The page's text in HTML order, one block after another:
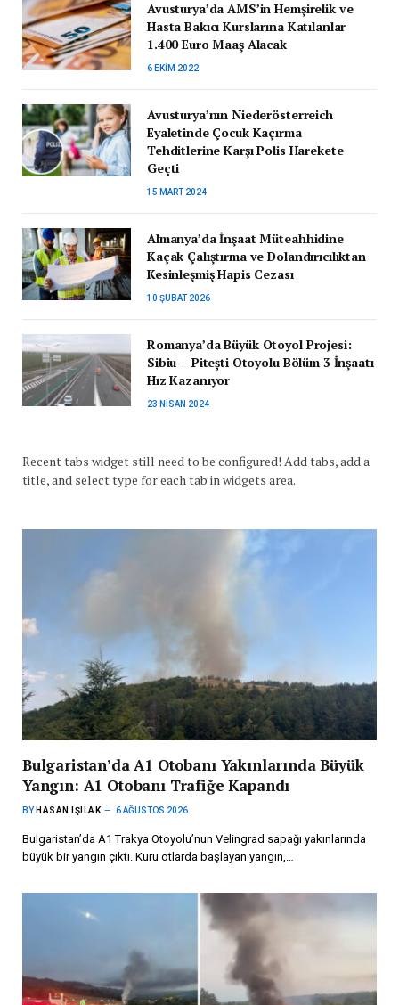
Avusturya’da AMS’in Hemşirelik ve
Hasta Bakıcı Kurslarına Katılanlar
1.400 Euro Maaş Alacak
6 EKIM 2022
Avusturya’nın Niederösterreich
Eyaletinde Çocuk Kaçırma
Tehditlerine Karşı Polis Harekete
Geçti
15 MART 2024
Almanya’da İnşaat Müteahhidine
Kaçak Çalıştırma ve Dolandırıcılıktan
Kesinleşmiş Hapis Cezası
10 ŞUBAT 2026
Romanya’da Büyük Otoyol Projesi:
Sibiu – Pitești Otoyolu Bölüm 3 İnşaatı
Hız Kazanıyor
23 NISAN 2024
Recent tabs widget still need to be configured! Add tabs, add a
title, and select type for each tab in widgets area.
Bulgaristan’da A1 Otobanı Yakınlarında Büyük
Yangın: A1 Otobanı Trafiğe Kapandı
BY HASAN IŞILAK 6 AĞUSTOS 2026
Bulgaristan’da A1 Trakya Otoyolu’nun Velingrad sapağı yakınlarında
büyük bir yangın çıktı. Kuru otlarda başlayan yangın,…